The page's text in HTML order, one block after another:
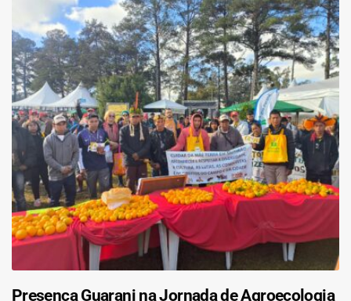
Presença Guarani na Jornada de Agroecologia